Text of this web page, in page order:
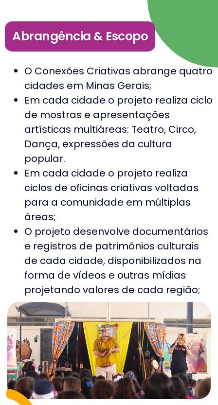
Abrangência & Escopo
O Conexões Criativas abrange quatro
cidades em Minas Gerais;
Em cada cidade o projeto realiza ciclo
de mostras e apresentações
artísticas multiáreas: Teatro, Circo,
Dança, expressões da cultura
popular.
Em cada cidade o projeto realiza
ciclos de oficinas criativas voltadas
para a comunidade em múltiplas
áreas;
O projeto desenvolve documentários
e registros de patrimônios culturais
de cada cidade, disponibilizados na
forma de vídeos e outras mídias
projetando valores de cada região;